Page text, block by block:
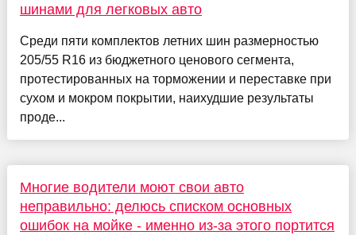
шинами для легковых авто
Среди пяти комплектов летних шин размерностью
205/55 R16 из бюджетного ценового сегмента,
протестированных на торможении и переставке при
сухом и мокром покрытии, наихудшие результаты
проде...
Многие водители моют свои авто
неправильно: делюсь списком основных
ошибок на мойке - именно из-за этого портится